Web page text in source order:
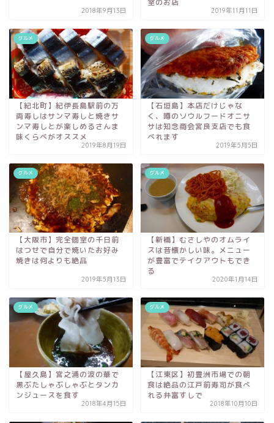
2018年9月13日 2019年11月11日
グルメ
【紀北町】紀伊長島駅前の万
両寿しはサンマ寿しと焼きサ
ンマ寿しとが楽しめるさんま
味くらべがオススメ
2019年8月19日
グルメ
【石垣島】本店だけじゃな
く、噂のソウルフードオニサ
サは知念商会宮良支店でも食
べれます
2019年5月5日
グルメ
【大阪市】完全個室の千日前
はつせで自分で焼いたお好み
焼きは何よりも絶品
2019年5月13日
グルメ
【新橋】むさしやのオムライ
スは昔懐かしい味。メニュー
が豊富でテイクアウトもでき
る
2020年1月14日
グルメ
【屋久島】宮之浦の波の華で
黒ぶたしゃぶしゃぶとタンカ
ンジュースを食す
2018年4月15日
グルメ
【江東区】初豊洲市場での朝
食は絶品の江戸前寿司が食べ
れる弁富すしで
2018年10月10日